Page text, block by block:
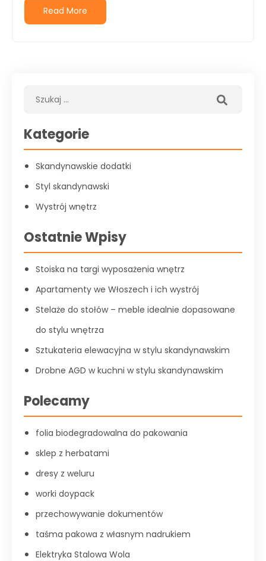
Read More
Kategorie
Skandynawskie dodatki
Styl skandynawski
Wystrój wnętrz
Ostatnie Wpisy
Stoiska na targi wyposażenia wnętrz
Apartamenty we Włoszech i ich wystrój
Stelaże do stołów – meble idealnie dopasowane
do stylu wnętrza
Sztukateria elewacyjna w stylu skandynawskim
Drobne AGD w kuchni w stylu skandynawskim
Polecamy
folia biodegradowalna do pakowania
sklep z herbatami
dresy z weluru
worki doypack
przechowywanie dokumentów
taśma pakowa z własnym nadrukiem
Elektryka Stalowa Wola